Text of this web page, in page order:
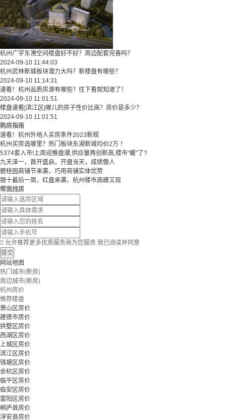
杭州广宇东港空间楼盘好不好？周边配套完善吗？
2024-09-10 11:44:03
杭州武林新城板块潜力大吗？新楼盘有哪些？
2024-09-10 11:14:31
速看！杭州品质房源有哪些？往下看就知道了！
2024-09-10 11:01:51
楼盘速看|滨江区|哪儿的房子性价比高？房价是多少？
2024-09-10 11:01:51
购房指南
速看！杭州外地人买房条件2023新规
杭州买房选哪里？热门板块东湖新城均价2万 ！
5374套入市!上周迎推盘潮,供应量再创新高,楼市“暖”了?
九天泽一，首开盛启，开盘当天，成绩傲人
碧桂园商铺节来袭，巧用商铺实体优势
银十最后一周，红盘来袭，杭州楼市高峰又现
帮我找房
 允许推荐更多优质服务商为您服务 我已阅读并同意
提交
网站地图
热门城市(新房)
周边城市(新房)
杭州房价
推荐楼盘
萧山区房价
建德市房价
拱墅区房价
西湖区房价
上城区房价
滨江区房价
钱塘区房价
余杭区房价
临平区房价
临安区房价
富阳区房价
桐庐县房价
淳安县房价